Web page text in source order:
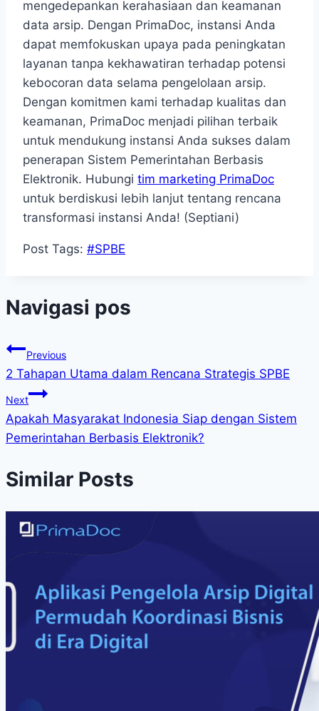
mengedepankan kerahasiaan dan keamanan
data arsip. Dengan PrimaDoc, instansi Anda
dapat memfokuskan upaya pada peningkatan
layanan tanpa kekhawatiran terhadap potensi
kebocoran data selama pengelolaan arsip.
Dengan komitmen kami terhadap kualitas dan
keamanan, PrimaDoc menjadi pilihan terbaik
untuk mendukung instansi Anda sukses dalam
penerapan Sistem Pemerintahan Berbasis
Elektronik. Hubungi tim marketing PrimaDoc
untuk berdiskusi lebih lanjut tentang rencana
transformasi instansi Anda! (Septiani)
Post Tags: #SPBE
Navigasi pos
Previous
2 Tahapan Utama dalam Rencana Strategis SPBE
Next
Apakah Masyarakat Indonesia Siap dengan Sistem
Pemerintahan Berbasis Elektronik?
Similar Posts